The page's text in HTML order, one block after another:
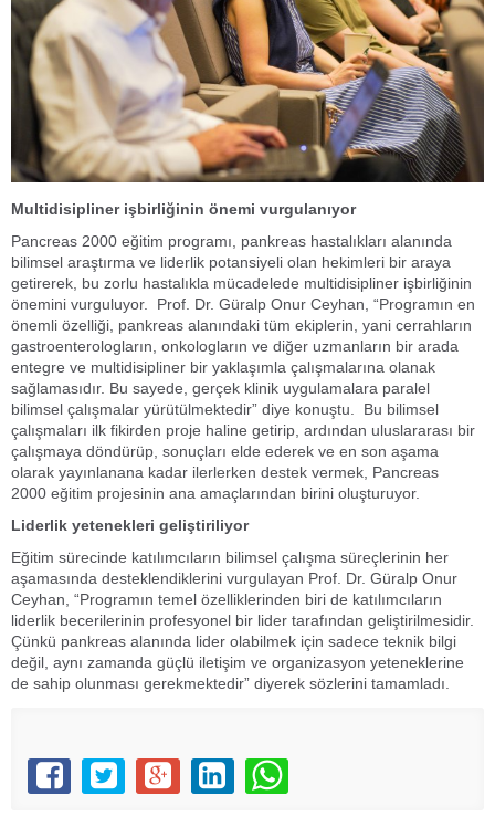
Multidisipliner işbirliğinin önemi vurgulanıyor
Pancreas 2000 eğitim programı, pankreas hastalıkları alanında
bilimsel araştırma ve liderlik potansiyeli olan hekimleri bir araya
getirerek, bu zorlu hastalıkla mücadelede multidisipliner işbirliğinin
önemini vurguluyor. Prof. Dr. Güralp Onur Ceyhan, “Programın en
önemli özelliği, pankreas alanındaki tüm ekiplerin, yani cerrahların
gastroenterologların, onkologların ve diğer uzmanların bir arada
entegre ve multidisipliner bir yaklaşımla çalışmalarına olanak
sağlamasıdır. Bu sayede, gerçek klinik uygulamalara paralel
bilimsel çalışmalar yürütülmektedir” diye konuştu. Bu bilimsel
çalışmaları ilk fikirden proje haline getirip, ardından uluslararası bir
çalışmaya döndürüp, sonuçları elde ederek ve en son aşama
olarak yayınlanana kadar ilerlerken destek vermek, Pancreas
2000 eğitim projesinin ana amaçlarından birini oluşturuyor.
Liderlik yetenekleri geliştiriliyor
Eğitim sürecinde katılımcıların bilimsel çalışma süreçlerinin her
aşamasında desteklendiklerini vurgulayan Prof. Dr. Güralp Onur
Ceyhan, “Programın temel özelliklerinden biri de katılımcıların
liderlik becerilerinin profesyonel bir lider tarafından geliştirilmesidir.
Çünkü pankreas alanında lider olabilmek için sadece teknik bilgi
değil, aynı zamanda güçlü iletişim ve organizasyon yeteneklerine
de sahip olunması gerekmektedir” diyerek sözlerini tamamladı.